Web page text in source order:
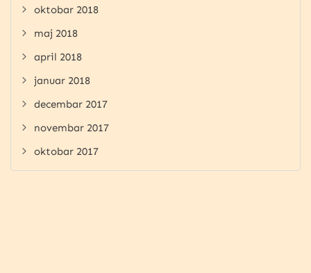
oktobar 2018
maj 2018
april 2018
januar 2018
decembar 2017
novembar 2017
oktobar 2017